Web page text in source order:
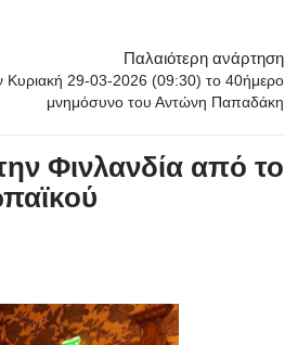
Παλαιότερη ανάρτηση
Κυριακή 29-03-2026 (09:30) το 40ήμερο
μνημόσυνο του Αντώνη Παπαδάκη
Φινλανδία από το